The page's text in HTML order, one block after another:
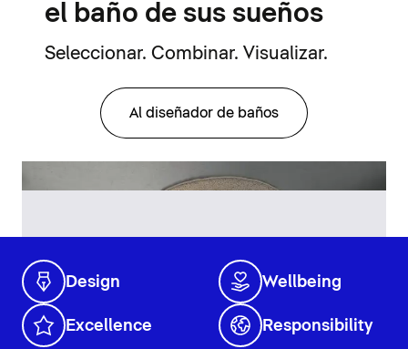
el baño de sus sueños
Seleccionar. Combinar. Visualizar.
Al diseñador de baños
Design Wellbeing
Excellence Responsibility